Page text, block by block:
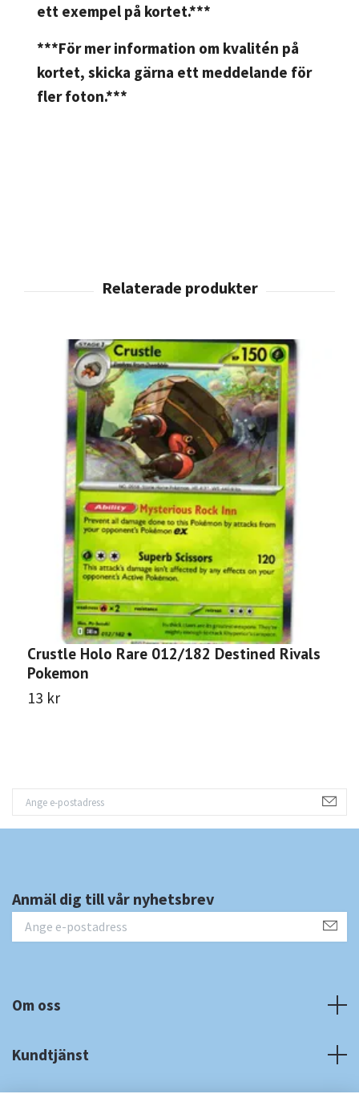
ett exempel på kortet.***
***För mer information om kvalitén på
kortet, skicka gärna ett meddelande för
fler foton.***
Crustle Holo Rare 012/182 Destined Rivals
Pokemon
13 kr
Anmäl dig till vår nyhetsbrev
Om oss
Kundtjänst